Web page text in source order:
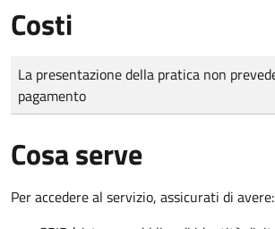
Costi
Tipo di pagamento
Importo
La presentazione della pratica non
pagamento
Cosa serve
Per accedere al servizio, assicurati di avere: